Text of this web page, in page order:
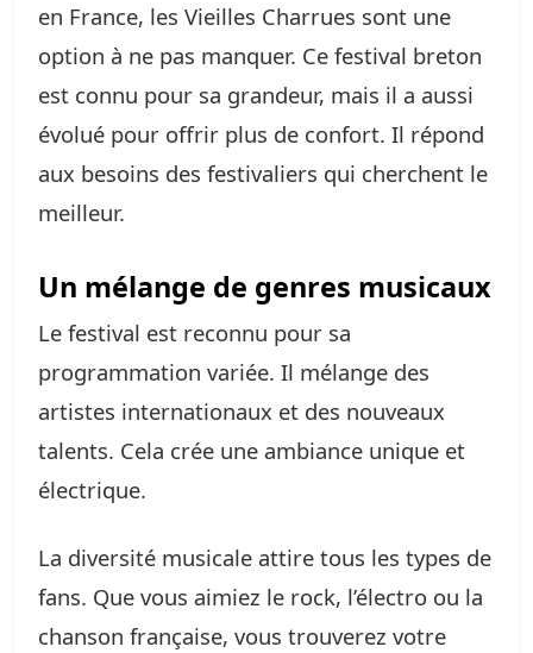
en France, les Vieilles Charrues sont une
option à ne pas manquer. Ce festival breton
est connu pour sa grandeur, mais il a aussi
évolué pour offrir plus de confort. Il répond
aux besoins des festivaliers qui cherchent le
meilleur.
Un mélange de genres musicaux
Le festival est reconnu pour sa
programmation variée. Il mélange des
artistes internationaux et des nouveaux
talents. Cela crée une ambiance unique et
électrique.
La diversité musicale attire tous les types de
fans. Que vous aimiez le rock, l’électro ou la
chanson française, vous trouverez votre